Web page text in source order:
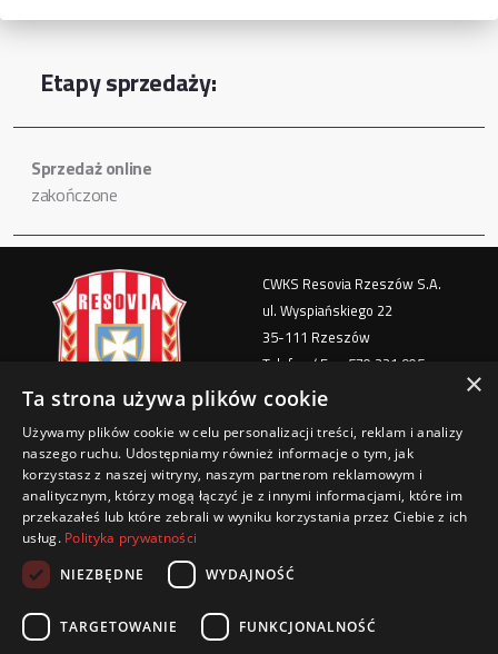
Etapy sprzedaży:
Sprzedaż online
zakończone
CWKS Resovia Rzeszów S.A.
ul. Wyspiańskiego 22
35-111 Rzeszów
Telefon / Fax: 570 221 905
e-mail: bilety@cwks-resovia.pl
Polityka Prywatności
Regulamin imprezy masowej
Regulamin Stadionu
Klauzula informacyjna - zakup biletu
Regulamin sprzedaży biletów i karnetów
×
Ta strona używa plików cookie
Używamy plików cookie w celu personalizacji treści, reklam i analizy
naszego ruchu. Udostępniamy również informacje o tym, jak
korzystasz z naszej witryny, naszym partnerom reklamowym i
analitycznym, którzy mogą łączyć je z innymi informacjami, które im
przekazałeś lub które zebrali w wyniku korzystania przez Ciebie z ich
usług. Polityka prywatności
NIEZBĘDNE
WYDAJNOŚĆ
TARGETOWANIE FUNKCJONALNOŚĆ